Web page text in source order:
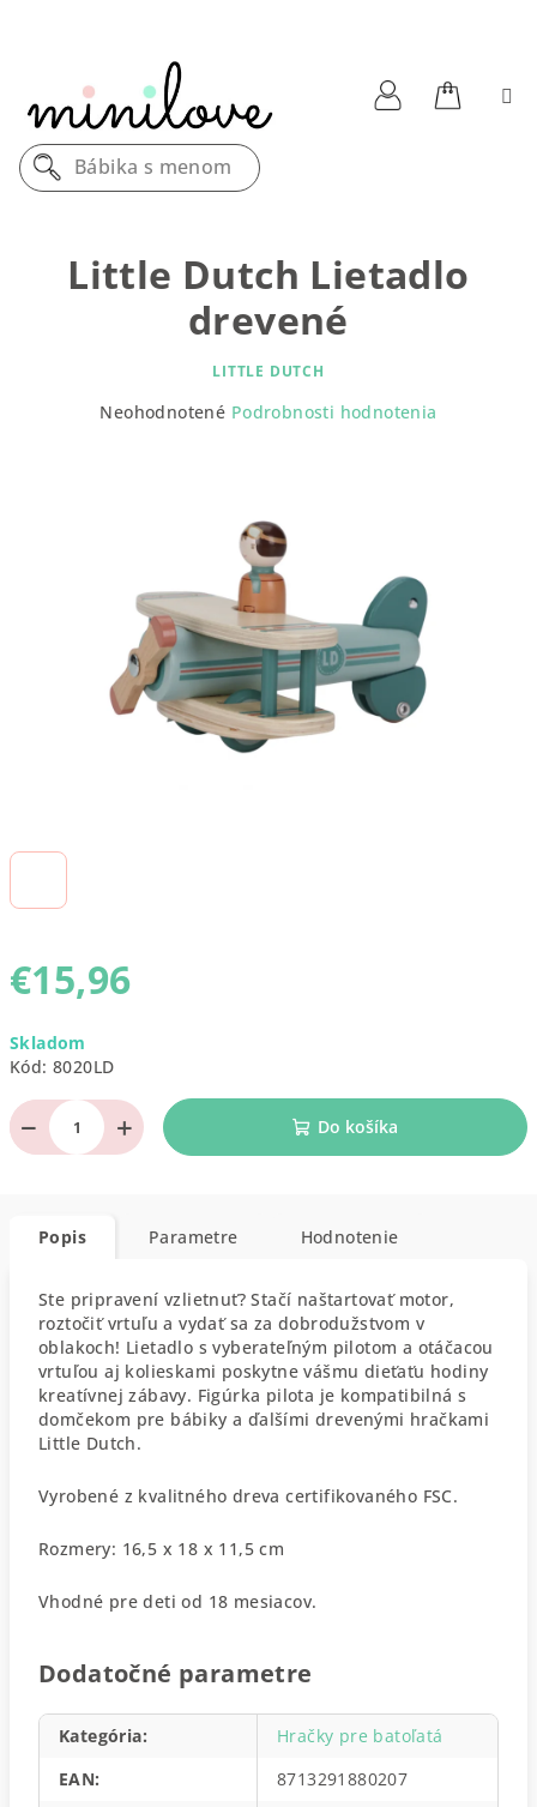
Bábika s menom
€15,96
cena:
Skladom
Kód: 8020LD
+
− Do košíka
Little Dutch Lietadlo
drevené
LITTLE DUTCH
Neohodnotené Podrobnosti hodnotenia
Popis Parametre Hodnotenie
Ste pripravení vzlietnuť? Stačí naštartovať motor,
roztočiť vrtuľu a vydať sa za dobrodužstvom v
oblakoch! Lietadlo s vyberateľným pilotom a otáčacou
vrtuľou aj kolieskami poskytne vášmu dieťaťu hodiny
kreatívnej zábavy. Figúrka pilota je kompatibilná s
domčekom pre bábiky a ďalšími drevenými hračkami
Little Dutch.
Vyrobené z kvalitného dreva certifikovaného FSC.
Rozmery: 16,5 x 18 x 11,5 cm
Vhodné pre deti od 18 mesiacov.
Dodatočné parametre
Kategória:
Hračky pre batoľatá
EAN:
8713291880207